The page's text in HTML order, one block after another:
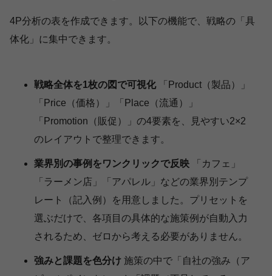
4P分析の表を作成できます。以下の機能で、戦略の「具
体化」に集中できます。
戦略全体を1枚の図で可視化「Product（製品）」
「Price（価格）」「Place（流通）」
「Promotion（販促）」の4要素を、見やすい2×2
のレイアウトで整理できます。
業界別の事例をワンクリックで反映 「カフェ」
「ラーメン店」「アパレル」などの業界別テンプ
レート（記入例）を用意しました。プリセットを
選ぶだけで、各項目の具体的な施策例が自動入力
されるため、ゼロから考える必要がありません。
強みと課題を色分け 施策の中で「自社の強み（ア